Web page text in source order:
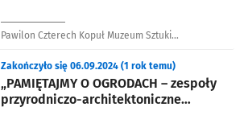
Pawilon Czterech Kopuł Muzeum Sztuki
„PAMIĘTAJMY O OGRODACH – zespoły
przyrodniczo-architektoniczne
Zakończyło się 06.09.2024 (1 rok temu)